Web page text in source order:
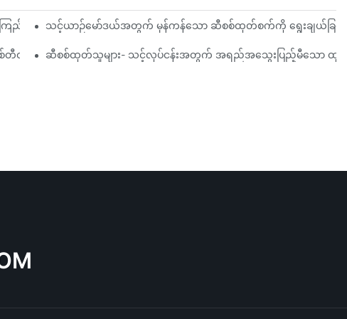
ြည်ရမည်နည်း။သင့်ယာဉ်မော်ဒယ်အတွက် မှန်ကန်သော ဆီစစ်ထုတ်စက်ကို ရွေးချယ်ခြင်း-
မှုများအပေါ် အလေးပေးဖော်ပြသည်။
ဆီစစ်ထုတ်သူများ- သင့်လုပ်ငန်းအတွက် အရည်အသွေးပြည့်မီသော ထုတ်ကုန်